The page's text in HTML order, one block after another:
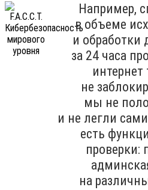
Например,
в объеме
и
за 24 часа
не
мы не
и не легли
есть
проверки:
на